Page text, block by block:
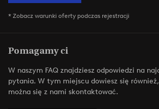
* Zobacz warunki oferty podczas rejestracji
Pomagamy ci
W naszym FAQ znajdziesz odpowiedzi na
pytania. W tym miejscu dowiesz się
można się z nami skontaktować.